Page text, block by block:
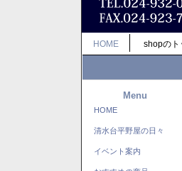
HOME shopのト
Menu
HOME
清水台平野屋の日々
イベント案内